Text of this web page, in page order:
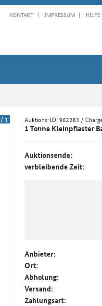
KONTAKT IMPRESSUM HILFE
/1 Auktions-ID:962283 /
1 Tonne Kleinpflaster
Auktionsende:
verbleibende Zeit:
Anbieter:
Ort:
Abholung:
Versand:
Zahlungsart: